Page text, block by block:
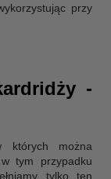
przy
-
których można
tym przypadku
tylko ten